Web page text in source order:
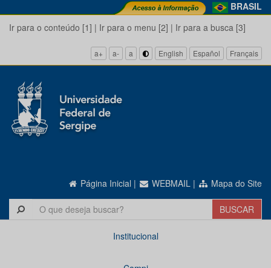
BRASIL
Ir para o conteúdo [1] | Ir para o menu [2] | Ir para a busca [3]
a+ a- a English Español Français
Página Inicial | WEBMAIL | Mapa do Site
Institucional